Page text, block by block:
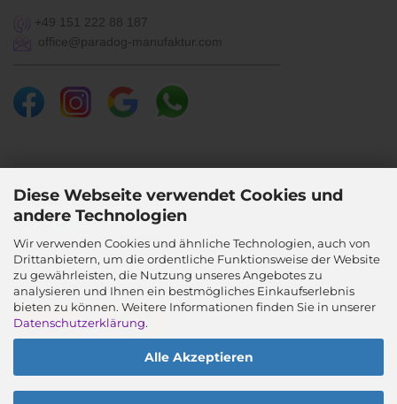
Diese Webseite verwendet Cookies und
andere Technologien
Wir verwenden Cookies und ähnliche Technologien, auch von
Drittanbietern, um die ordentliche Funktionsweise der Website
zu gewährleisten, die Nutzung unseres Angebotes zu
analysieren und Ihnen ein bestmögliches Einkaufserlebnis
bieten zu können. Weitere Informationen finden Sie in unserer
Datenschutzerklärung.
Alle Akzeptieren
+49 151 222 88 187
office@paradog-manufaktur.com
SICHER BEZAHLEN
SICHER VERSENDEN